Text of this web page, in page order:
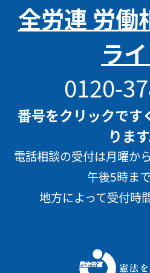
全労連 労働
ラ
0120-
番号をクリックです
ります
電話相談の受付は月曜か
午後5時まで
地方によって受付時